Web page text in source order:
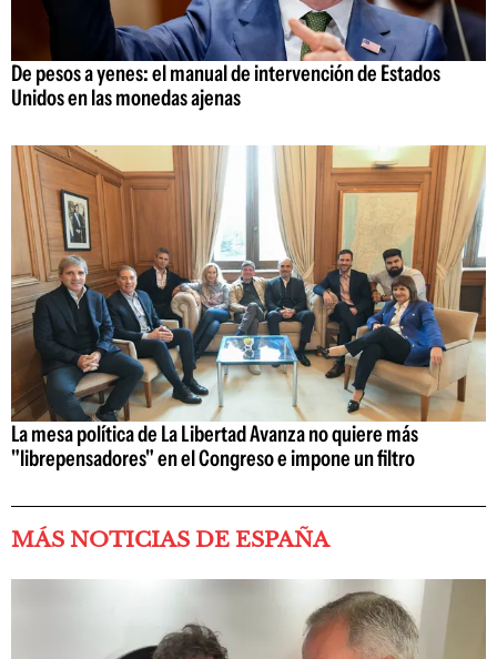
De pesos a yenes: el manual de intervención de Estados
Unidos en las monedas ajenas
La mesa política de La Libertad Avanza no quiere más
"librepensadores" en el Congreso e impone un filtro
MÁS NOTICIAS DE ESPAÑA